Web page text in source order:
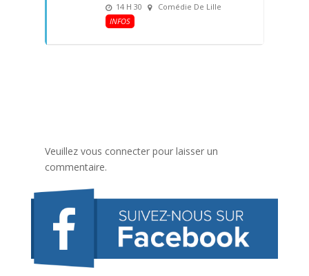
14 H 30
Comédie De Lille
INFOS
Veuillez vous connecter pour laisser un
commentaire.